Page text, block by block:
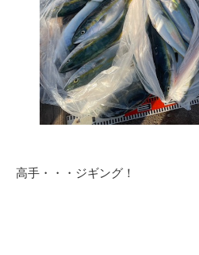
高手・・・ジギング！